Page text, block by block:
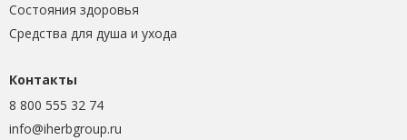
Состояния здоровья
Средства для душа и ухода
Контакты
8 800 555 32 74
info@iherbgroup.ru